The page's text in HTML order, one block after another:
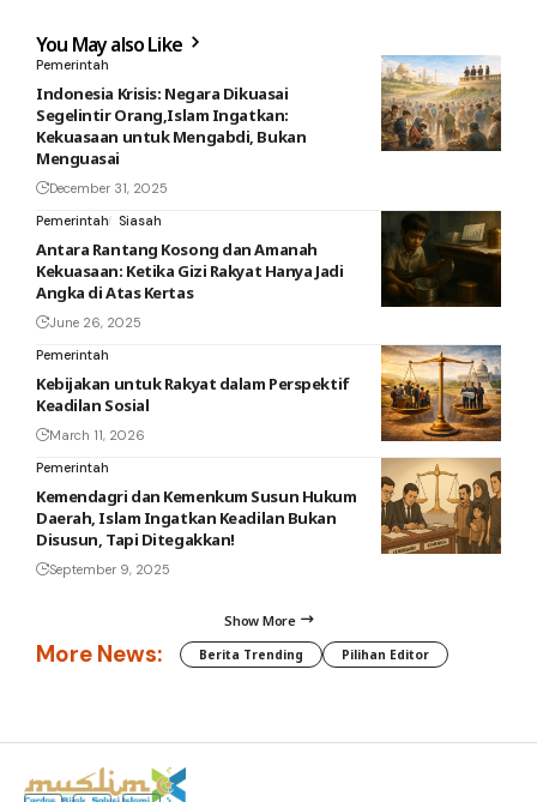
You May also Like
Pemerintah
Indonesia Krisis: Negara Dikuasai
Segelintir Orang,Islam Ingatkan:
Kekuasaan untuk Mengabdi, Bukan
Menguasai
December 31, 2025
Pemerintah
Siasah
Antara Rantang Kosong dan Amanah
Kekuasaan: Ketika Gizi Rakyat Hanya Jadi
Angka di Atas Kertas
June 26, 2025
Pemerintah
Kebijakan untuk Rakyat dalam Perspektif
Keadilan Sosial
March 11, 2026
Pemerintah
Kemendagri dan Kemenkum Susun Hukum
Daerah, Islam Ingatkan Keadilan Bukan
Disusun, Tapi Ditegakkan!
September 9, 2025
Show More
More News: Berita Trending Pilihan Editor